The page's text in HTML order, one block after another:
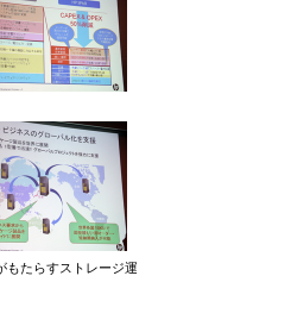
もたらすストレージ運